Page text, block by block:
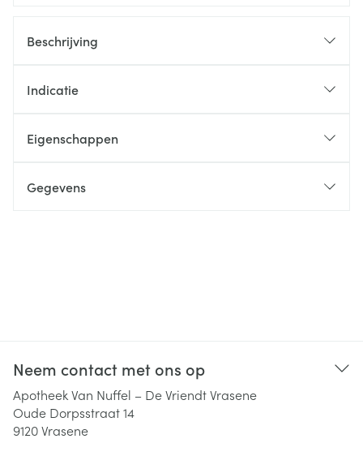
Beschrijving
Indicatie
Eigenschappen
Gegevens
Neem contact met ons op
Apotheek Van Nuffel – De Vriendt Vrasene
Oude Dorpsstraat 14
9120Vrasene